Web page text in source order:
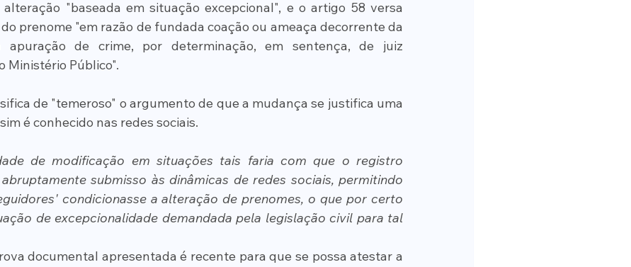
"baseada em situação excepcional", e o artigo 58 versa
prenome "em razão de fundada coação ou ameaça decorrente da
apuração de crime, por determinação, em sentença, de juiz
Ministério Público".
de "temeroso" o argumento de que a mudança se justifica uma
é conhecido nas redes sociais.
de modificação em situações tais faria com que o registro
submisso às dinâmicas de redes sociais, permitindo
condicionasse a alteração de prenomes, o que por certo
de excepcionalidade demandada pela legislação civil para tal
documental apresentada é recente para que se possa atestar a